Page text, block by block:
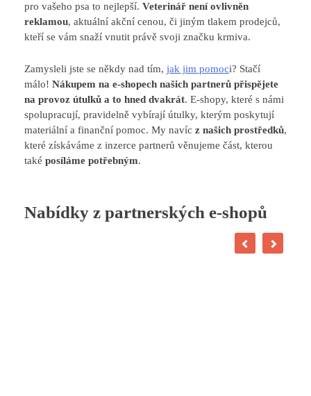
pro vašeho psa to nejlepší. Veterinář není ovlivněn
reklamou, aktuální akční cenou, či jiným tlakem prodejců,
kteří se vám snaží vnutit právě svoji značku krmiva.
Zamysleli jste se někdy nad tím, jak jim pomoci? Stačí
málo! Nákupem na e-shopech našich partnerů přispějete
na provoz útulků a to hned dvakrát. E-shopy, které s námi
spolupracují, pravidelně vybírají útulky, kterým poskytují
materiální a finanční pomoc. My navíc z našich prostředků,
které získáváme z inzerce partnerů věnujeme část, kterou
také posíláme potřebným.
Nabídky z partnerských e-shopů